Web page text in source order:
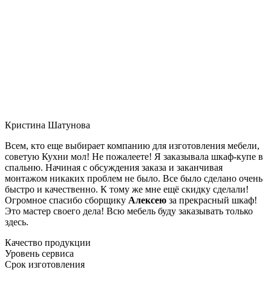
Кристина Шатунова
Всем, кто еще выбирает компанию для изготовления мебели,
советую Кухни мол! Не пожалеете! Я заказывала шкаф-купе в
спальню. Начиная с обсуждения заказа и заканчивая
монтажом никаких проблем не было. Все было сделано очень
быстро и качественно. К тому же мне ещё скидку сделали!
Огромное спасибо сборщику Алексею за прекрасный шкаф!
Это мастер своего дела! Всю мебель буду заказывать только
здесь.
Качество продукции
Уровень сервиса
Срок изготовления